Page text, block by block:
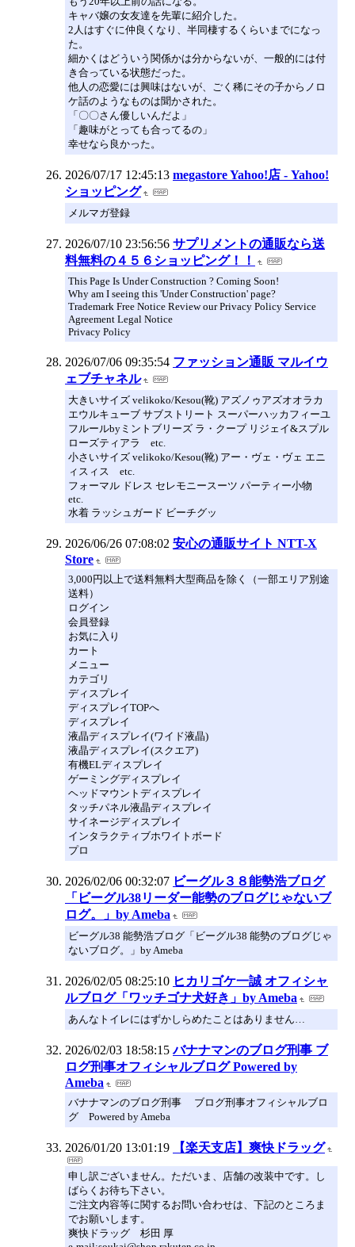
キャバ嬢の女友達を先輩に紹介した。
2人はすぐに仲良くなり、半同棲するくらいまでになっ
た。
細かくはどういう関係かは分からないが、一般的には付
き合っている状態だった。
他人の恋愛には興味はないが、ごく稀にその子からノロ
ケ話のようなものは聞かされた。
「〇〇さん優しいんだよ」
「趣味がとっても合ってるの」
幸せなら良かった。
2026/07/17 12:45:13 megastore Yahoo!店 - Yahoo!
ショッピング
メルマガ登録
2026/07/10 23:56:56 サプリメントの通販なら送
料無料の４５６ショッピング！！
This Page Is Under Construction ? Coming Soon!
Why am I seeing this 'Under Construction' page?
Trademark Free Notice Review our Privacy Policy Service
Agreement Legal Notice
Privacy Policy
2026/07/06 09:35:54 ファッション通販 マルイウ
ェブチャネル
大きいサイズ velikoko/Kesou(靴) アズノゥアズオオラカ
エウルキューブ サブストリート スーパーハッカフィーユ
フルールbyミントブリーズ ラ・クープ リジェイ&スプル
ローズティアラ etc.
小さいサイズ velikoko/Kesou(靴) アー・ヴェ・ヴェ エニ
ィスィス etc.
フォーマル ドレス セレモニースーツ パーティー小物
etc.
水着 ラッシュガード ビーチグッ
2026/06/26 07:08:02 安心の通販サイト NTT-X
Store
3,000円以上で送料無料大型商品を除く（一部エリア別途
送料）
ログイン
会員登録
お気に入り
カート
メニュー
カテゴリ
ディスプレイ
ディスプレイTOPへ
ディスプレイ
液晶ディスプレイ(ワイド液晶)
液晶ディスプレイ(スクエア)
有機ELディスプレイ
ゲーミングディスプレイ
ヘッドマウントディスプレイ
タッチパネル液晶ディスプレイ
サイネージディスプレイ
インタラクティブホワイトボード
プロ
2026/02/06 00:32:07 ビーグル３８能勢浩ブログ
「ビーグル38リーダー能勢のブログじゃないブ
ログ。」by Ameba
ビーグル38 能勢浩ブログ「ビーグル38 能勢のブログじゃ
ないブログ。」by Ameba
2026/02/05 08:25:10 ヒカリゴケ一誠 オフィシャ
ルブログ「ワッチゴナ犬好き」by Ameba
あんなトイレにはずかしらめたことはありません…
2026/02/03 18:58:15 バナナマンのブログ刑事 ブ
ログ刑事オフィシャルブログ Powered by
Ameba
バナナマンのブログ刑事 ブログ刑事オフィシャルブロ
グ Powered by Ameba
2026/01/20 13:01:19 【楽天支店】爽快ドラッグ
申し訳ございません。ただいま、店舗の改装中です。し
ばらくお待ち下さい。
ご注文内容等に関するお問い合わせは、下記のところま
でお願いします。
爽快ドラッグ 杉田 厚